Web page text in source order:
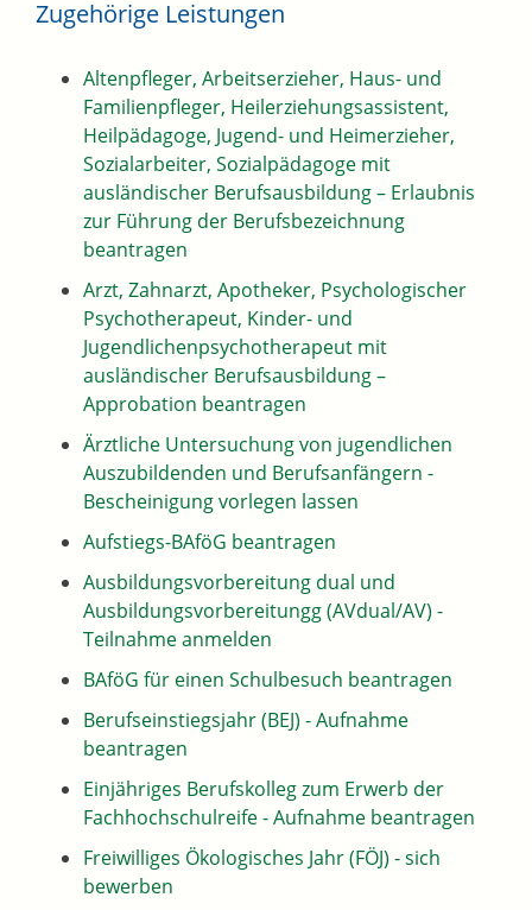
Zugehörige Leistungen
Altenpfleger, Arbeitserzieher, Haus- und
Familienpfleger, Heilerziehungsassistent,
Heilpädagoge, Jugend- und Heimerzieher,
Sozialarbeiter, Sozialpädagoge mit
ausländischer Berufsausbildung – Erlaubnis
zur Führung der Berufsbezeichnung
beantragen
Arzt, Zahnarzt, Apotheker, Psychologischer
Psychotherapeut, Kinder- und
Jugendlichenpsychotherapeut mit
ausländischer Berufsausbildung –
Approbation beantragen
Ärztliche Untersuchung von jugendlichen
Auszubildenden und Berufsanfängern -
Bescheinigung vorlegen lassen
Aufstiegs-BAföG beantragen
Ausbildungsvorbereitung dual und
Ausbildungsvorbereitungg (AVdual/AV) -
Teilnahme anmelden
BAföG für einen Schulbesuch beantragen
Berufseinstiegsjahr (BEJ) - Aufnahme
beantragen
Einjähriges Berufskolleg zum Erwerb der
Fachhochschulreife - Aufnahme beantragen
Freiwilliges Ökologisches Jahr (FÖJ) - sich
bewerben